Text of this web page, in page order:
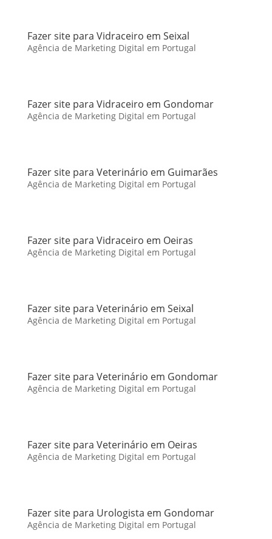
Fazer site para Vidraceiro em Seixal
Agência de Marketing Digital em Portugal
Fazer site para Vidraceiro em Gondomar
Agência de Marketing Digital em Portugal
Fazer site para Veterinário em Guimarães
Agência de Marketing Digital em Portugal
Fazer site para Vidraceiro em Oeiras
Agência de Marketing Digital em Portugal
Fazer site para Veterinário em Seixal
Agência de Marketing Digital em Portugal
Fazer site para Veterinário em Gondomar
Agência de Marketing Digital em Portugal
Fazer site para Veterinário em Oeiras
Agência de Marketing Digital em Portugal
Fazer site para Urologista em Gondomar
Agência de Marketing Digital em Portugal